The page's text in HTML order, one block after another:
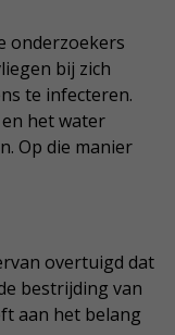
onderzoekers
bij zich
te infecteren.
het water
Op die manier
overtuigd dat
bestrijding van
aan het belang